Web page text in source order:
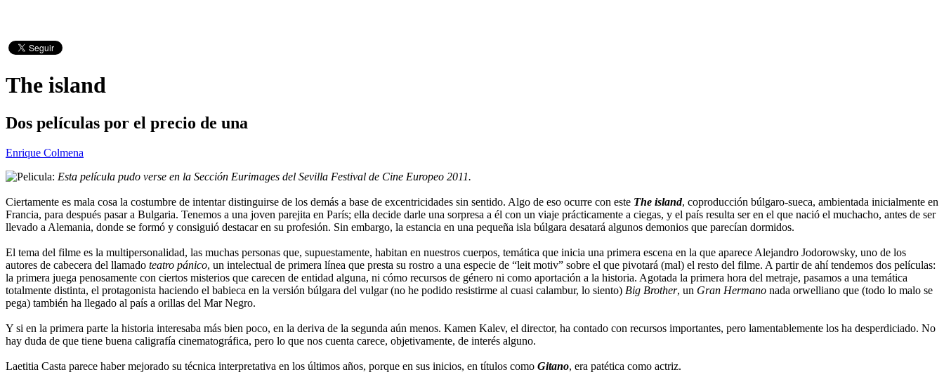
The island
Dos películas por el precio de una
Enrique Colmena
Esta película pudo verse en la Sección Eurimages del Sevilla Festival de Cine Europeo 2011.
Ciertamente es mala cosa la costumbre de intentar distinguirse de los demás a base de excentricidades sin sentido. Algo de eso ocurre con este The island, coproducción búlgaro-sueca, ambientada inicialmente en
Francia, para después pasar a Bulgaria. Tenemos a una joven parejita en París; ella decide darle una sorpresa a él con un viaje prácticamente a ciegas, y el país resulta ser en el que nació el muchacho, antes de ser
llevado a Alemania, donde se formó y consiguió destacar en su profesión. Sin embargo, la estancia en una pequeña isla búlgara desatará algunos demonios que parecían dormidos.
El tema del filme es la multipersonalidad, las muchas personas que, supuestamente, habitan en nuestros cuerpos, temática que inicia una primera escena en la que aparece Alejandro Jodorowsky, uno de los
autores de cabecera del llamado teatro pánico, un intelectual de primera línea que presta su rostro a una especie de “leit motiv” sobre el que pivotará (mal) el resto del filme. A partir de ahí tendemos dos películas:
la primera juega penosamente con ciertos misterios que carecen de entidad alguna, ni cómo recursos de género ni como aportación a la historia. Agotada la primera hora del metraje, pasamos a una temática
totalmente distinta, el protagonista haciendo el babieca en la versión búlgara del vulgar (no he podido resistirme al cuasi calambur, lo siento) Big Brother, un Gran Hermano nada orwelliano que (todo lo malo se
pega) también ha llegado al país a orillas del Mar Negro.
Y si en la primera parte la historia interesaba más bien poco, en la deriva de la segunda aún menos. Kamen Kalev, el director, ha contado con recursos importantes, pero lamentablemente los ha desperdiciado. No
hay duda de que tiene buena caligrafía cinematográfica, pero lo que nos cuenta carece, objetivamente, de interés alguno.
Laetitia Casta parece haber mejorado su técnica interpretativa en los últimos años, porque en sus inicios, en títulos como Gitano, era patética como actriz.